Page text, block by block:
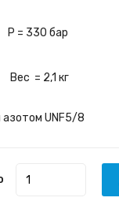
= 330 бар
= 2,1 кг
азотом UNF5/8